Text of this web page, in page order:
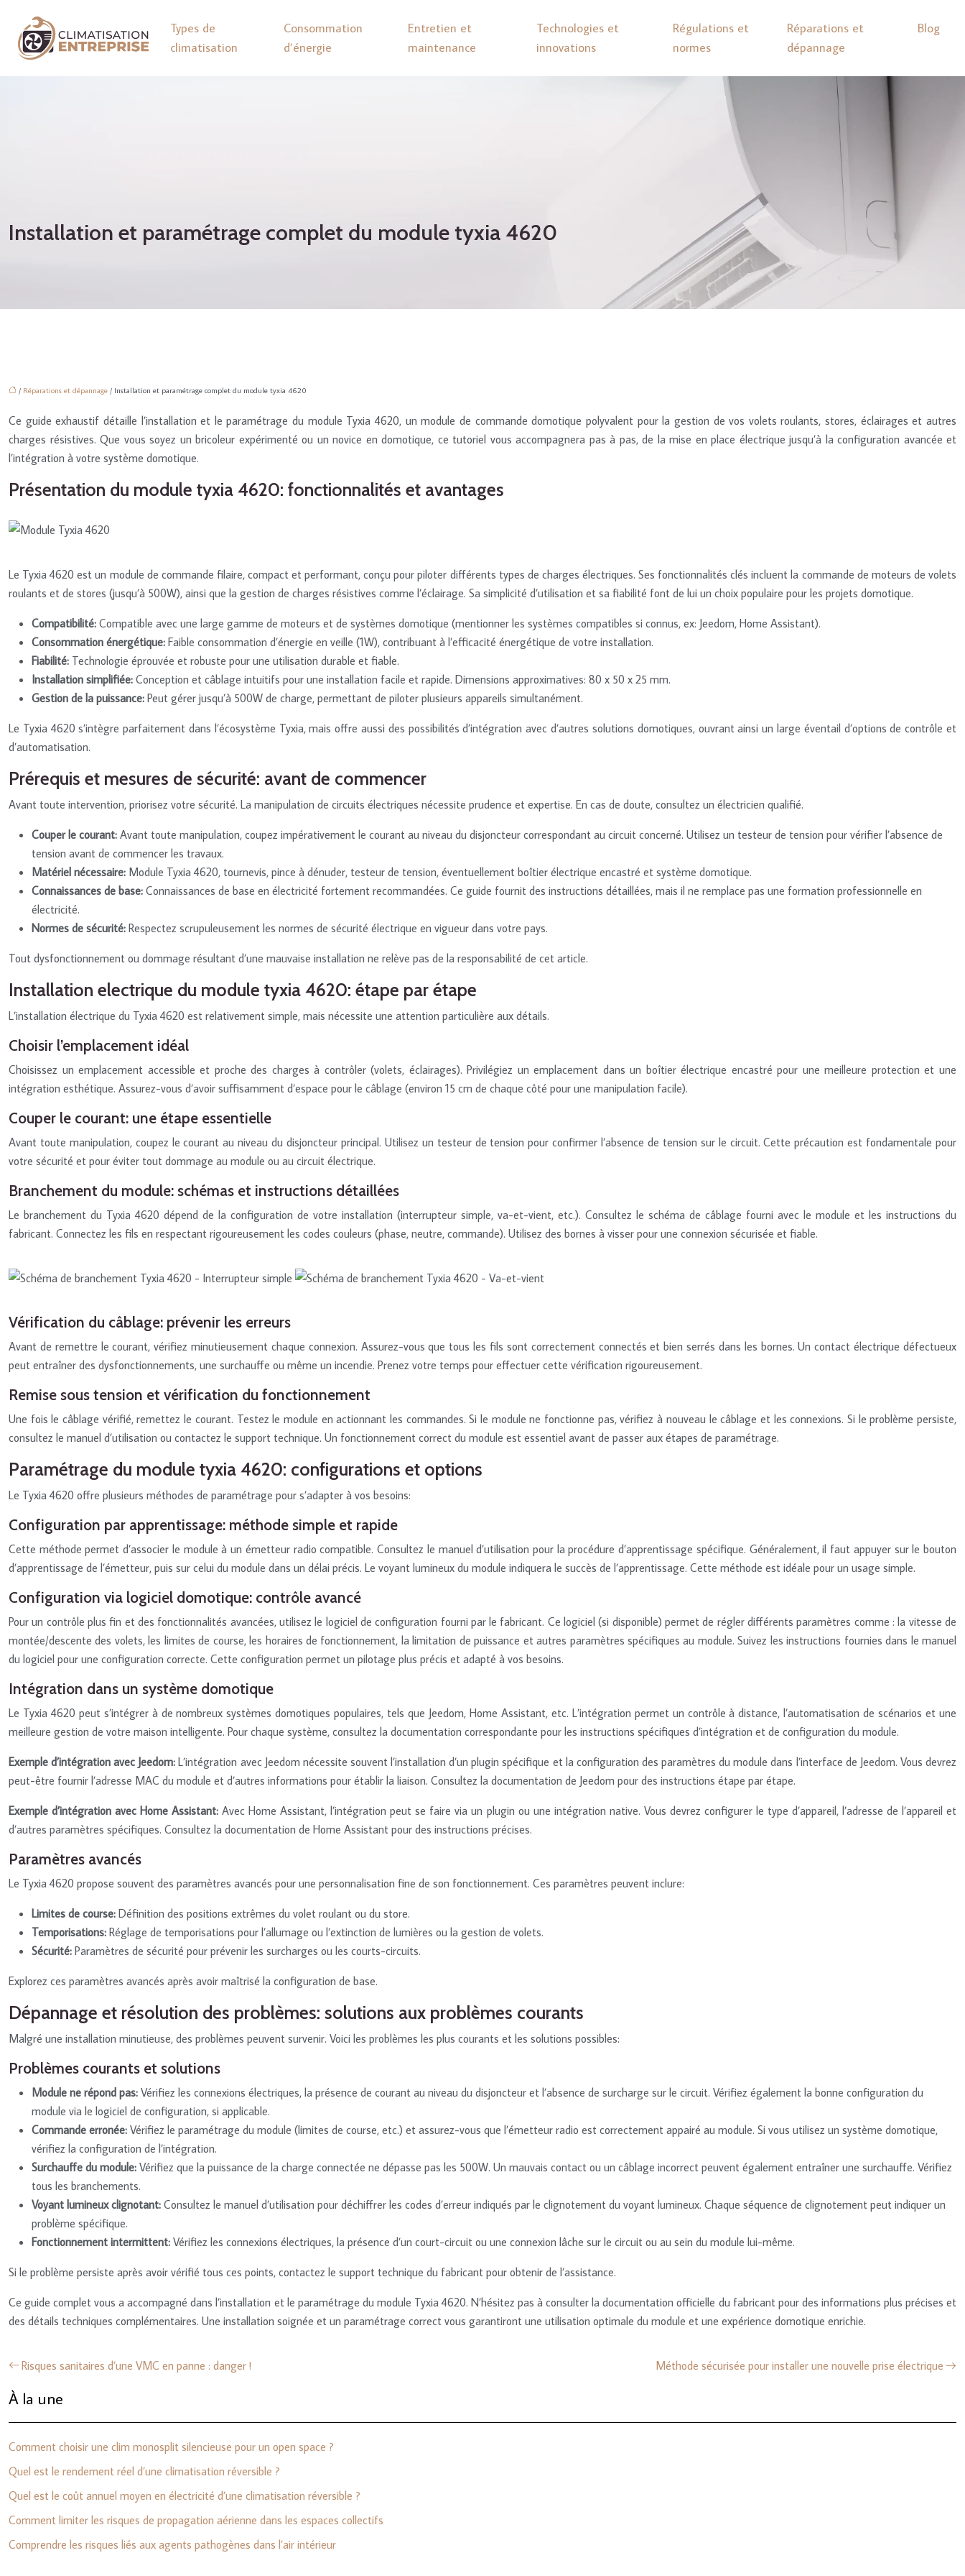
Types de
climatisation
Consommation
d’énergie
Entretien et
maintenance
Technologies et
innovations
Régulations et
normes
Réparations et
dépannage
Blog
Installation et paramétrage complet du module tyxia 4620
/ Réparations et dépannage / Installation et paramétrage complet du module tyxia 4620
Ce guide exhaustif détaille l’installation et le paramétrage du module Tyxia 4620, un module de commande domotique polyvalent pour la gestion de vos volets roulants, stores, éclairages et autres
charges résistives. Que vous soyez un bricoleur expérimenté ou un novice en domotique, ce tutoriel vous accompagnera pas à pas, de la mise en place électrique jusqu’à la configuration avancée et
l’intégration à votre système domotique.
Présentation du module tyxia 4620: fonctionnalités et avantages
Le Tyxia 4620 est un module de commande filaire, compact et performant, conçu pour piloter différents types de charges électriques. Ses fonctionnalités clés incluent la commande de moteurs de volets
roulants et de stores (jusqu’à 500W), ainsi que la gestion de charges résistives comme l’éclairage. Sa simplicité d’utilisation et sa fiabilité font de lui un choix populaire pour les projets domotique.
Compatibilité: Compatible avec une large gamme de moteurs et de systèmes domotique (mentionner les systèmes compatibles si connus, ex: Jeedom, Home Assistant).
Consommation énergétique: Faible consommation d’énergie en veille (1W), contribuant à l’efficacité énergétique de votre installation.
Fiabilité: Technologie éprouvée et robuste pour une utilisation durable et fiable.
Installation simplifiée: Conception et câblage intuitifs pour une installation facile et rapide. Dimensions approximatives: 80 x 50 x 25 mm.
Gestion de la puissance: Peut gérer jusqu’à 500W de charge, permettant de piloter plusieurs appareils simultanément.
Le Tyxia 4620 s’intègre parfaitement dans l’écosystème Tyxia, mais offre aussi des possibilités d’intégration avec d’autres solutions domotiques, ouvrant ainsi un large éventail d’options de contrôle et
d’automatisation.
Prérequis et mesures de sécurité: avant de commencer
Avant toute intervention, priorisez votre sécurité. La manipulation de circuits électriques nécessite prudence et expertise. En cas de doute, consultez un électricien qualifié.
Couper le courant: Avant toute manipulation, coupez impérativement le courant au niveau du disjoncteur correspondant au circuit concerné. Utilisez un testeur de tension pour vérifier l’absence de
tension avant de commencer les travaux.
Matériel nécessaire: Module Tyxia 4620, tournevis, pince à dénuder, testeur de tension, éventuellement boîtier électrique encastré et système domotique.
Connaissances de base: Connaissances de base en électricité fortement recommandées. Ce guide fournit des instructions détaillées, mais il ne remplace pas une formation professionnelle en
électricité.
Normes de sécurité: Respectez scrupuleusement les normes de sécurité électrique en vigueur dans votre pays.
Tout dysfonctionnement ou dommage résultant d’une mauvaise installation ne relève pas de la responsabilité de cet article.
Installation electrique du module tyxia 4620: étape par étape
L’installation électrique du Tyxia 4620 est relativement simple, mais nécessite une attention particulière aux détails.
Choisir l’emplacement idéal
Choisissez un emplacement accessible et proche des charges à contrôler (volets, éclairages). Privilégiez un emplacement dans un boîtier électrique encastré pour une meilleure protection et une
intégration esthétique. Assurez-vous d’avoir suffisamment d’espace pour le câblage (environ 15 cm de chaque côté pour une manipulation facile).
Couper le courant: une étape essentielle
Avant toute manipulation, coupez le courant au niveau du disjoncteur principal. Utilisez un testeur de tension pour confirmer l’absence de tension sur le circuit. Cette précaution est fondamentale pour
votre sécurité et pour éviter tout dommage au module ou au circuit électrique.
Branchement du module: schémas et instructions détaillées
Le branchement du Tyxia 4620 dépend de la configuration de votre installation (interrupteur simple, va-et-vient, etc.). Consultez le schéma de câblage fourni avec le module et les instructions du
fabricant. Connectez les fils en respectant rigoureusement les codes couleurs (phase, neutre, commande). Utilisez des bornes à visser pour une connexion sécurisée et fiable.
Vérification du câblage: prévenir les erreurs
Avant de remettre le courant, vérifiez minutieusement chaque connexion. Assurez-vous que tous les fils sont correctement connectés et bien serrés dans les bornes. Un contact électrique défectueux
peut entraîner des dysfonctionnements, une surchauffe ou même un incendie. Prenez votre temps pour effectuer cette vérification rigoureusement.
Remise sous tension et vérification du fonctionnement
Une fois le câblage vérifié, remettez le courant. Testez le module en actionnant les commandes. Si le module ne fonctionne pas, vérifiez à nouveau le câblage et les connexions. Si le problème persiste,
consultez le manuel d’utilisation ou contactez le support technique. Un fonctionnement correct du module est essentiel avant de passer aux étapes de paramétrage.
Paramétrage du module tyxia 4620: configurations et options
Le Tyxia 4620 offre plusieurs méthodes de paramétrage pour s’adapter à vos besoins:
Configuration par apprentissage: méthode simple et rapide
Cette méthode permet d’associer le module à un émetteur radio compatible. Consultez le manuel d’utilisation pour la procédure d’apprentissage spécifique. Généralement, il faut appuyer sur le bouton
d’apprentissage de l’émetteur, puis sur celui du module dans un délai précis. Le voyant lumineux du module indiquera le succès de l’apprentissage. Cette méthode est idéale pour un usage simple.
Configuration via logiciel domotique: contrôle avancé
Pour un contrôle plus fin et des fonctionnalités avancées, utilisez le logiciel de configuration fourni par le fabricant. Ce logiciel (si disponible) permet de régler différents paramètres comme : la vitesse de
montée/descente des volets, les limites de course, les horaires de fonctionnement, la limitation de puissance et autres paramètres spécifiques au module. Suivez les instructions fournies dans le manuel
du logiciel pour une configuration correcte. Cette configuration permet un pilotage plus précis et adapté à vos besoins.
Intégration dans un système domotique
Le Tyxia 4620 peut s’intégrer à de nombreux systèmes domotiques populaires, tels que Jeedom, Home Assistant, etc. L’intégration permet un contrôle à distance, l’automatisation de scénarios et une
meilleure gestion de votre maison intelligente. Pour chaque système, consultez la documentation correspondante pour les instructions spécifiques d’intégration et de configuration du module.
Exemple d’intégration avec Jeedom:L’intégration avec Jeedom nécessite souvent l’installation d’un plugin spécifique et la configuration des paramètres du module dans l’interface de Jeedom. Vous devrez
peut-être fournir l’adresse MAC du module et d’autres informations pour établir la liaison. Consultez la documentation de Jeedom pour des instructions étape par étape.
Exemple d’intégration avec Home Assistant:Avec Home Assistant, l’intégration peut se faire via un plugin ou une intégration native. Vous devrez configurer le type d’appareil, l’adresse de l’appareil et
d’autres paramètres spécifiques. Consultez la documentation de Home Assistant pour des instructions précises.
Paramètres avancés
Le Tyxia 4620 propose souvent des paramètres avancés pour une personnalisation fine de son fonctionnement. Ces paramètres peuvent inclure:
Limites de course: Définition des positions extrêmes du volet roulant ou du store.
Temporisations: Réglage de temporisations pour l’allumage ou l’extinction de lumières ou la gestion de volets.
Sécurité: Paramètres de sécurité pour prévenir les surcharges ou les courts-circuits.
Explorez ces paramètres avancés après avoir maîtrisé la configuration de base.
Dépannage et résolution des problèmes: solutions aux problèmes courants
Malgré une installation minutieuse, des problèmes peuvent survenir. Voici les problèmes les plus courants et les solutions possibles:
Problèmes courants et solutions
Module ne répond pas: Vérifiez les connexions électriques, la présence de courant au niveau du disjoncteur et l’absence de surcharge sur le circuit. Vérifiez également la bonne configuration du
module via le logiciel de configuration, si applicable.
Commande erronée: Vérifiez le paramétrage du module (limites de course, etc.) et assurez-vous que l’émetteur radio est correctement appairé au module. Si vous utilisez un système domotique,
vérifiez la configuration de l’intégration.
Surchauffe du module: Vérifiez que la puissance de la charge connectée ne dépasse pas les 500W. Un mauvais contact ou un câblage incorrect peuvent également entraîner une surchauffe. Vérifiez
tous les branchements.
Voyant lumineux clignotant: Consultez le manuel d’utilisation pour déchiffrer les codes d’erreur indiqués par le clignotement du voyant lumineux. Chaque séquence de clignotement peut indiquer un
problème spécifique.
Fonctionnement intermittent: Vérifiez les connexions électriques, la présence d’un court-circuit ou une connexion lâche sur le circuit ou au sein du module lui-même.
Si le problème persiste après avoir vérifié tous ces points, contactez le support technique du fabricant pour obtenir de l’assistance.
Ce guide complet vous a accompagné dans l’installation et le paramétrage du module Tyxia 4620. N’hésitez pas à consulter la documentation officielle du fabricant pour des informations plus précises et
des détails techniques complémentaires. Une installation soignée et un paramétrage correct vous garantiront une utilisation optimale du module et une expérience domotique enrichie.
Risques sanitaires d’une VMC en panne : danger ! Méthode sécurisée pour installer une nouvelle prise électrique
À la une
Comment choisir une clim monosplit silencieuse pour un open space ?
Quel est le rendement réel d’une climatisation réversible ?
Quel est le coût annuel moyen en électricité d’une climatisation réversible ?
Comment limiter les risques de propagation aérienne dans les espaces collectifs
Comprendre les risques liés aux agents pathogènes dans l’air intérieur